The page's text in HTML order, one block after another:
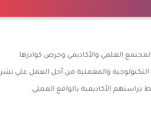
العلمي والأكاديمي وحرص كوادرها
والمعملية من أجل العمل علي نشر
الأكاديمية بالواقع العملي.